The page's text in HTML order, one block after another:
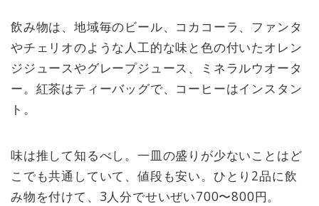
飲み物は、地域毎のビール、コカコーラ、ファンタ
やチェリオのような人工的な味と色の付いたオレン
ジジュースやグレープジュース、ミネラルウオータ
ー。紅茶はティーバッグで、コーヒーはインスタン
ト。
味は推して知るべし。一皿の盛りが少ないことはど
こでも共通していて、値段も安い。ひとり2品に飲
み物を付けて、3人分でせいぜい700〜800円。